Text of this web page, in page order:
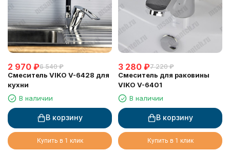
2 970 ₽6 540 ₽
Смеситель VIKO V-6428 для
кухни
В наличии
В корзину
Купить в 1 клик
3 280 ₽7 220 ₽
Смеситель для раковины
VIKO V-6401
В наличии
В корзину
Купить в 1 клик